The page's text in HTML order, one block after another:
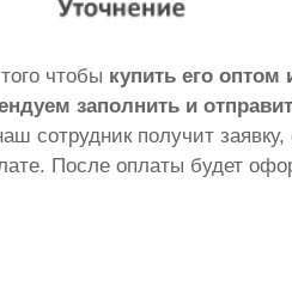
чтобы купить его оптом
заполнить и
сотрудник получит
После оплаты будет